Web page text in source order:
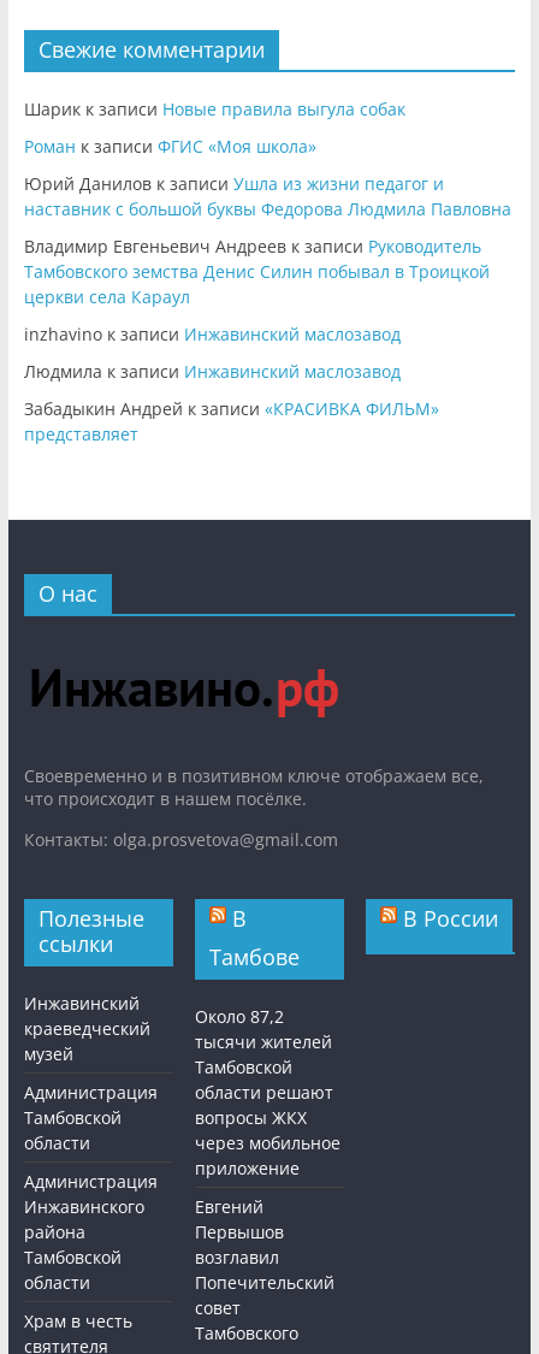
Свежие комментарии
Шарикк записи Новые правила выгула собак
Роман к записи ФГИС «Моя школа»
Юрий Даниловк записи Ушла из жизни педагог и
наставник с большой буквы Федорова Людмила Павловна
Владимир Евгеньевич Андреевк записи Руководитель
Тамбовского земства Денис Силин побывал в Троицкой
церкви села Караул
inzhavinoк записи Инжавинский маслозавод
Людмила к записи Инжавинский маслозавод
Забадыкин Андрей к записи «КРАСИВКА ФИЛЬМ»
представляет
О нас
Cвоевременно и в позитивном ключе отображаем все,
что происходит в нашем посёлке.
Контакты: olga.prosvetova@gmail.com
Полезные
ссылки
Инжавинский
краеведческий
музей
Администрация
Тамбовской
области
Администрация
Инжавинского
района
Тамбовской
области
Храм в честь
святителя
В
Тамбове
Около 87,2
тысячи жителей
Тамбовской
области решают
вопросы ЖКХ
через мобильное
приложение
Евгений
Первышов
возглавил
Попечительский
совет
Тамбовского
В России